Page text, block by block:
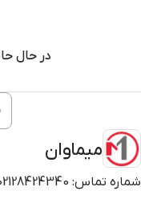
در حال
میماوان
شماره تماس: